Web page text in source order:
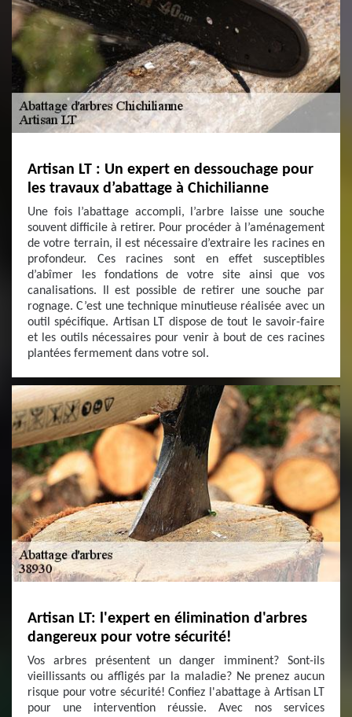
Artisan LT : Un expert en dessouchage pour
les travaux d’abattage à Chichilianne
Une fois l’abattage accompli, l’arbre laisse une souche
souvent difficile à retirer. Pour procéder à l’aménagement
de votre terrain, il est nécessaire d’extraire les racines en
profondeur. Ces racines sont en effet susceptibles
d’abîmer les fondations de votre site ainsi que vos
canalisations. Il est possible de retirer une souche par
rognage. C’est une technique minutieuse réalisée avec un
outil spécifique. Artisan LT dispose de tout le savoir-faire
et les outils nécessaires pour venir à bout de ces racines
plantées fermement dans votre sol.
Artisan LT: l'expert en élimination d'arbres
dangereux pour votre sécurité!
Vos arbres présentent un danger imminent? Sont-ils
vieillissants ou affligés par la maladie? Ne prenez aucun
risque pour votre sécurité! Confiez l'abattage à Artisan LT
pour une intervention réussie. Avec nos services